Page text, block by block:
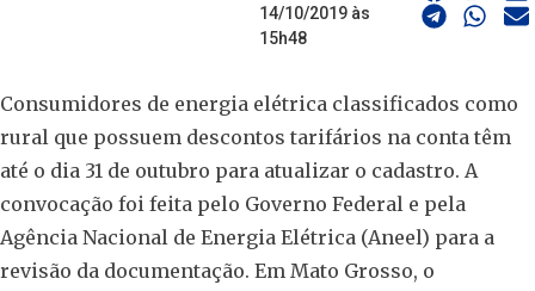
14/10/2019 às
15h48
Consumidores de energia elétrica classificados como
rural que possuem descontos tarifários na conta têm
até o dia 31 de outubro para atualizar o cadastro. A
convocação foi feita pelo Governo Federal e pela
Agência Nacional de Energia Elétrica (Aneel) para a
revisão da documentação. Em Mato Grosso, o